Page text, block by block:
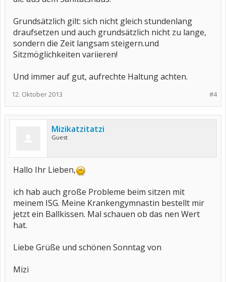
Grundsätzlich gilt: sich nicht gleich stundenlang
draufsetzen und auch grundsätzlich nicht zu lange,
sondern die Zeit langsam steigern.und
Sitzmöglichkeiten variieren!
Und immer auf gut, aufrechte Haltung achten.
#4
12. Oktober 2013
Mizikatzitatzi
Guest
Hallo Ihr Lieben,
ich hab auch große Probleme beim sitzen mit
meinem ISG. Meine Krankengymnastin bestellt mir
jetzt ein Ballkissen. Mal schauen ob das nen Wert
hat.
Liebe Grüße und schönen Sonntag von
Mizi